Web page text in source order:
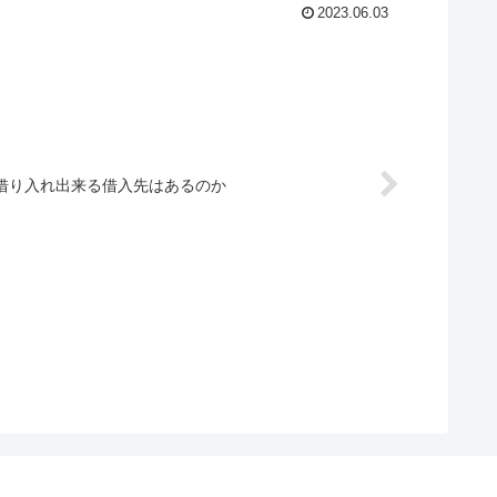
2023.06.03
り入れ出来る借入先はあるのか